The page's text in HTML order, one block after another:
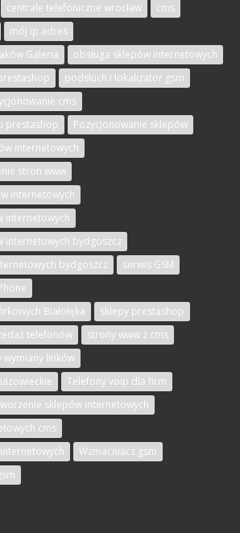
centrale telefoniczne wrocław
cms
mój ip adres
Galeria
obsługa sklepów internetowych
podsłuch i lokalizator gsm
cms
prestashop
Pozycjonowanie sklepów
internetowych
stron www
internetowych
internetowych
internetowych bydgoszcz
bydgoszcz
serwis GSM
Białołęka
sklepy prestashop
telefonów
strony www z cms
wymiany linków
Telefony voip dla firm
sklepów internetowych
cms
Wzmacniacz gsm